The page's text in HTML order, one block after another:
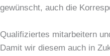
gewünscht, auch die
Qualifiziertes mitarbeitern
Damit wir diesem auch in